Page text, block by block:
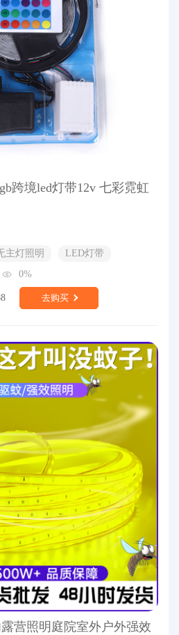
跨境led灯带12v 七彩霓虹
主灯照明
LED灯带
0%
去购买
营照明庭院室外户外强效